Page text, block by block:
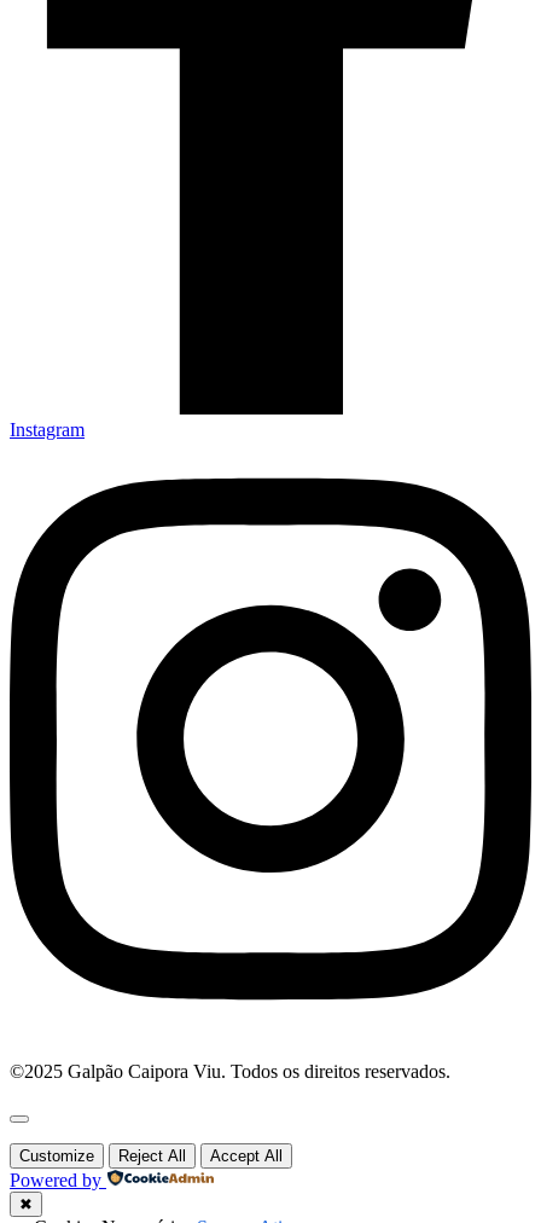
Instagram
©2025 Galpão Caipora Viu. Todos os direitos reservados.
Customize Reject All Accept All
Powered by
✖